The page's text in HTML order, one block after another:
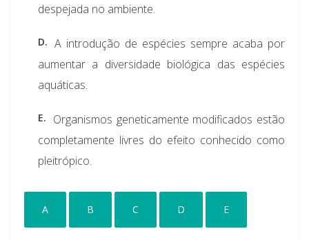
despejada no ambiente.
D. A introdução de espécies sempre acaba por
aumentar a diversidade biológica das espécies
aquáticas.
E.
Organismos geneticamente modificados estão
completamente livres do efeito conhecido como
pleitrópico.
A B C D E